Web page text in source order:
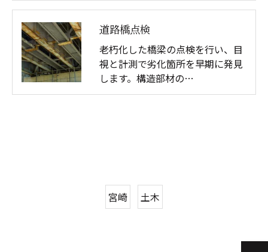
道路橋点検
老朽化した橋梁の点検を行い、目
視と計測で劣化箇所を早期に発見
します。構造部材の…
宮崎 土木